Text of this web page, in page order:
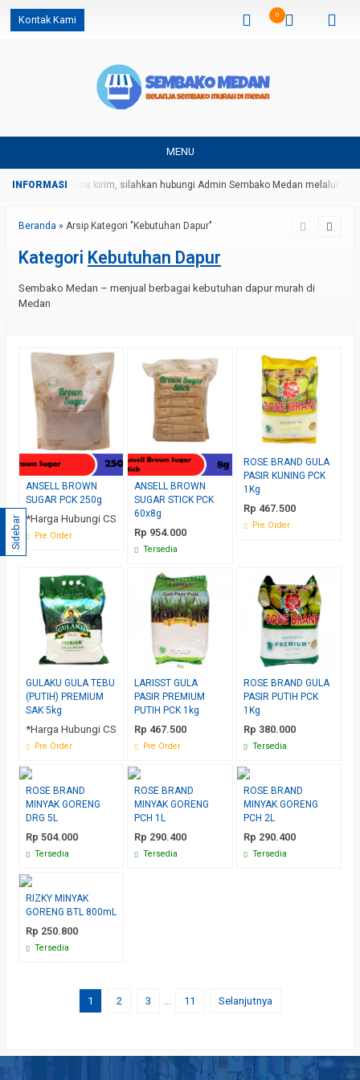
Kontak Kami 0
MENU
dan ongkos kirim, silahkan hubungi Admin Sembako Medan melalui
Beranda » Arsip Kategori "Kebutuhan Dapur"
Kategori Kebutuhan Dapur
Sembako Medan – menjual berbagai kebutuhan dapur murah di
Medan
ANSELL BROWN
SUGAR PCK 250g
*Harga Hubungi CS
Pre Order
ANSELL BROWN
SUGAR STICK PCK
60x8g
Rp 954.000
Tersedia
ROSE BRAND GULA
PASIR KUNING PCK
1Kg
Rp 467.500
Pre Order
GULAKU GULA TEBU
(PUTIH) PREMIUM
SAK 5kg
*Harga Hubungi CS
Pre Order
LARISST GULA
PASIR PREMIUM
PUTIH PCK 1kg
Rp 467.500
Pre Order
ROSE BRAND GULA
PASIR PUTIH PCK
1Kg
Rp 380.000
Tersedia
ROSE BRAND
MINYAK GORENG
DRG 5L
Rp 504.000
Tersedia
ROSE BRAND
MINYAK GORENG
PCH 1L
Rp 290.400
Tersedia
ROSE BRAND
MINYAK GORENG
PCH 2L
Rp 290.400
Tersedia
RIZKY MINYAK
GORENG BTL 800mL
Rp 250.800
Tersedia
1 2 3 11 Selanjutnya
Sidebar